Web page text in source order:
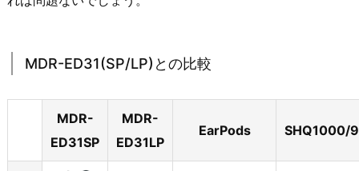
MDR-ED31(SP/LP)との比較
MDR-
ED31SP
MDR-
ED31LP
EarPods SHQ1000/